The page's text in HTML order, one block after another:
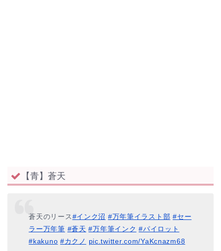
【青】蒼天
蒼天のリース#インク沼 #万年筆イラスト部 #セー
ラー万年筆 #蒼天 #万年筆インク #パイロット
#kakuno #カクノ pic.twitter.com/YaKcnazm68